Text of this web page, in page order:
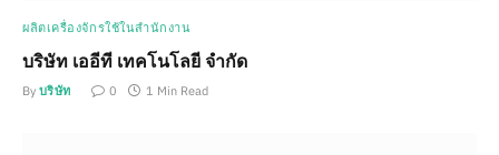
ผลิตเครื่องจักรใช้ในสำนักงาน
บริษัท เออีที เทคโนโลยี จำกัด
By บริษัท 0 1 Min Read